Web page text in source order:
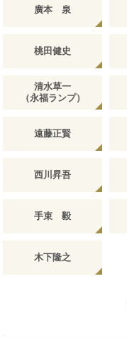
廣本 泉
桃田健史
清水草一
（永福ランプ）
遠藤正賢
西川昇吾
手束 毅
木下隆之